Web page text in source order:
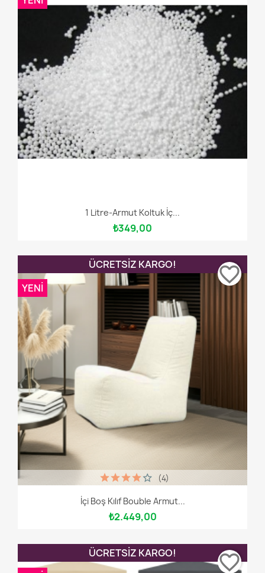
1 Litre-Armut Koltuk İç...
₺349,00
İçi Boş Kılıf Bouble Armut...
₺2.449,00
(4)
ÜCRETSIZ KARGO!
YENI
favorite_border
ÜCRETSIZ KARGO!
favorite_border